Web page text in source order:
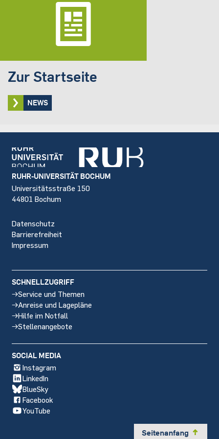
Zur Startseite
NEWS
Footer
RUHR-UNIVERSITÄT BOCHUM
Universitätsstraße 150
44801 Bochum
Datenschutz
Barrierefreiheit
Impressum
SCHNELLZUGRIFF
Service und Themen
Anreise und Lagepläne
Hilfe im Notfall
Stellenangebote
SOCIAL MEDIA
Instagram
LinkedIn
BlueSky
Facebook
YouTube
Seitenanfang y